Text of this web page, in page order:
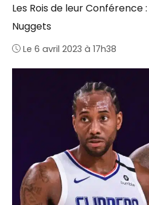
Les Rois de leur Conférence
Nuggets
Le 6 avril 2023 à 17h38